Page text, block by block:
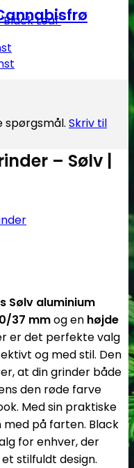
spørgsmål. Skriv til
– Sølv |
Sølv aluminium
37 mmog en højde
er det perfekte valg
og med stil. Den
at din grinder både
den røde farve
Med sin praktiske
på farten. Black
for enhver, der
stilfuldt design.